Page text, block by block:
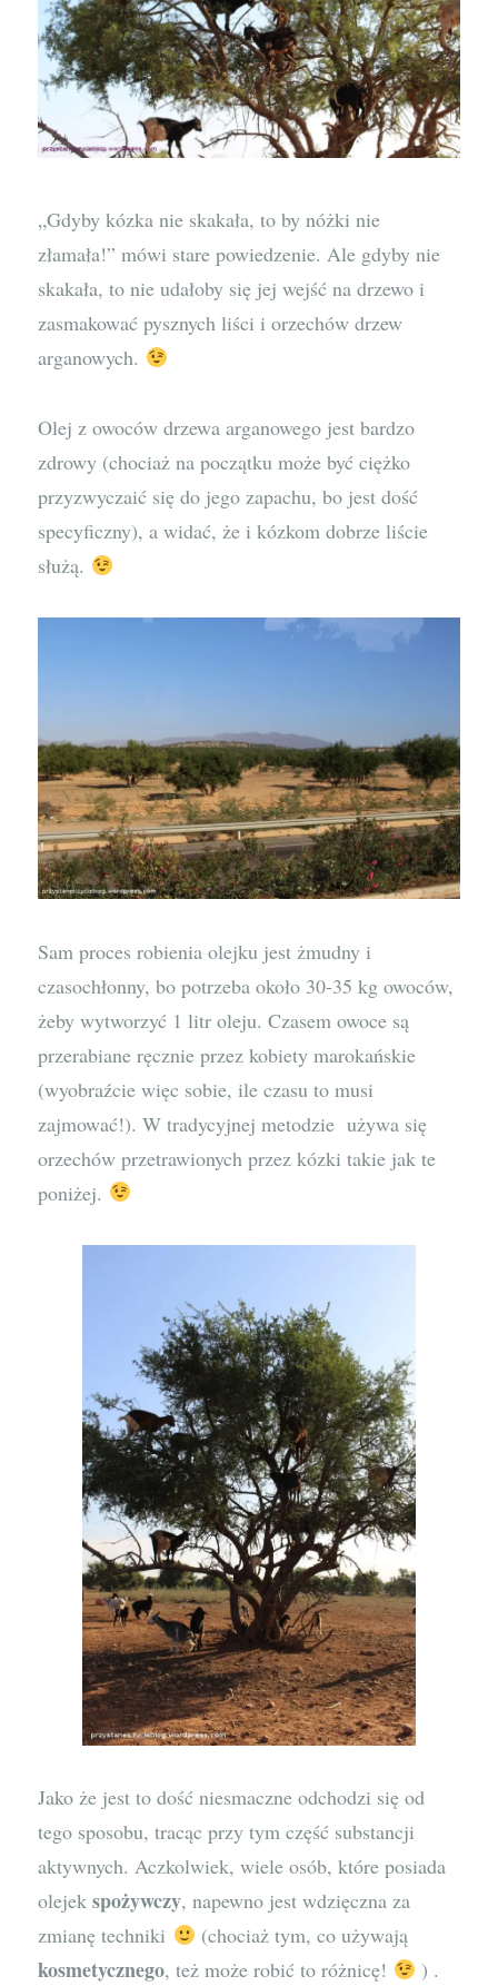
„Gdyby kózka nie skakała, to by nóżki nie
złamała!” mówi stare powiedzenie. Ale gdyby nie
skakała, to nie udałoby się jej wejść na drzewo i
zasmakować pysznych liści i orzechów drzew
arganowych.
Olej z owoców drzewa arganowego jest bardzo
zdrowy (chociaż na początku może być ciężko
przyzwyczaić się do jego zapachu, bo jest dość
specyficzny), a widać, że i kózkom dobrze liście
służą.
Sam proces robienia olejku jest żmudny i
czasochłonny, bo potrzeba około 30-35 kg owoców,
żeby wytworzyć 1 litr oleju. Czasem owoce są
przerabiane ręcznie przez kobiety marokańskie
(wyobraźcie więc sobie, ile czasu to musi
zajmować!). W tradycyjnej metodzie używa się
orzechów przetrawionych przez kózki takie jak te
poniżej.
Jako że jest to dość niesmaczne odchodzi się od
tego sposobu, tracąc przy tym część substancji
aktywnych. Aczkolwiek, wiele osób, które posiada
olejekspożywczy, napewno jest wdzięczna za
zmianę techniki
(chociaż tym, co używają
kosmetycznego, też może robić to różnicę! ) .